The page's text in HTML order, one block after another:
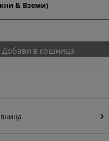
& Вземи)
Добави в кошница